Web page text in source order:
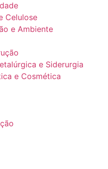
Celulose
e Ambiente
e Siderurgia
e Cosmética